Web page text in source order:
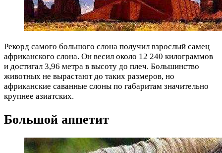
Рекорд самого большого слона получил взрослый самец
африканского слона. Он весил около 12 240 килограммов
и достигал 3,96 метра в высоту до плеч. Большинство
животных не вырастают до таких размеров, но
африканские саванные слоны по габаритам значительно
крупнее азиатских.
Большой аппетит